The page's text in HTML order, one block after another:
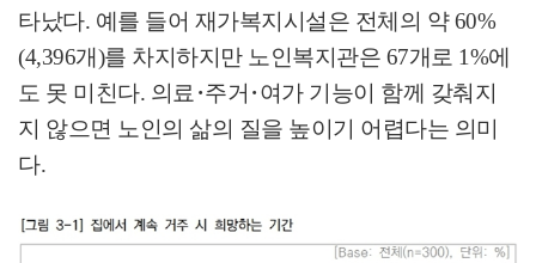
타났다. 예를 들어 재가복지시설은 전체의 약60%
(4,396개)를 차지하지만 노인복지관은 67개로 1%에
도 못 미친다. 의료･주거 ･여가 기능이 함께 갖춰지
지 않으면 노인의 삶의 질을 높이기 어렵다는 의미
다.